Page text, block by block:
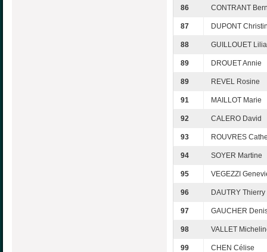
86 CONTRANT
87 DUPONT
88 GUILLOUET
89 DROUET Annie
89 REVEL Rosine
91 MAILLOT Marie
92 CALERO David
93 ROUVRES
94 SOYER Martine
95 VEGEZZI
96 DAUTRY Thierry
97 GAUCHER
98 VALLET
99 CHEN Célise